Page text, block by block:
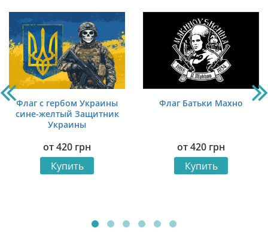
Флаг с гербом Украины
сине-желтый Защитник
Украины
от420 грн
Купить
Флаг Батьки Махно
от420 грн
Купить